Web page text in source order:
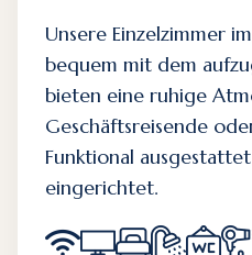
Unsere Einzelzimmer
bequem mit dem
bieten eine ruhige
Geschäftsreisende
Funktional
eingerichtet.